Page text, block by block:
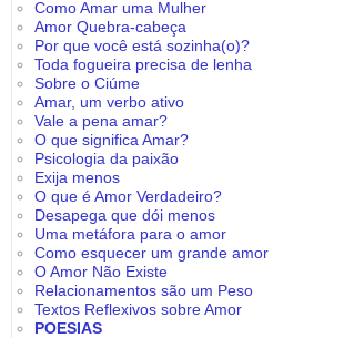
Como Amar uma Mulher
Amor Quebra-cabeça
Por que você está sozinha(o)?
Toda fogueira precisa de lenha
Sobre o Ciúme
Amar, um verbo ativo
Vale a pena amar?
O que significa Amar?
Psicologia da paixão
Exija menos
O que é Amor Verdadeiro?
Desapega que dói menos
Uma metáfora para o amor
Como esquecer um grande amor
O Amor Não Existe
Relacionamentos são um Peso
Textos Reflexivos sobre Amor
POESIAS